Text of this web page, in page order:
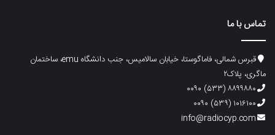
تماس با ما
قبرس شمالی، فاماگوستا، خیابان سالامیس، جنب دانشگاه emu، ساختمان
ماگری، پلاک۲
۸۸۹۹۸۸۰ (۵۳۳) ۰۰۹۰
۱۰۱۶۱۰۰ (۵۳۹) ۰۰۹۰
info@radiocyp.com